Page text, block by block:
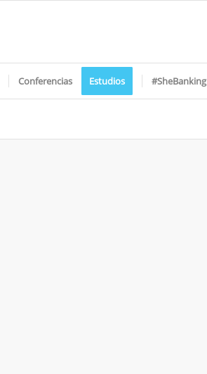
Conferencias Estudios #SheBanking